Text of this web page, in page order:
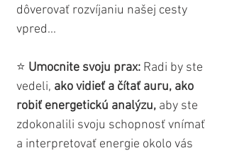
dôverovať rozvíjaniu našej cesty
vpred...
⭐ Umocnite svoju prax: Radi by ste
vedeli, ako vidieť a čítať auru, ako
robiť energetickú analýzu, aby ste
zdokonalili svoju schopnosť vnímať
a interpretovať energie okolo vás